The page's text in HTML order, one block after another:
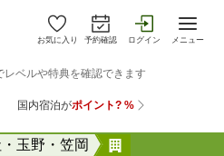
お気に入り 予約確認 ログイン メニュー
玉野・笠岡